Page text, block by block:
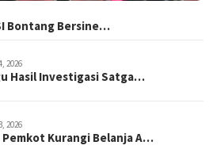
Bontang Bersine…
2026
Hasil Investigasi Satga…
2026
Pemkot Kurangi Belanja A…